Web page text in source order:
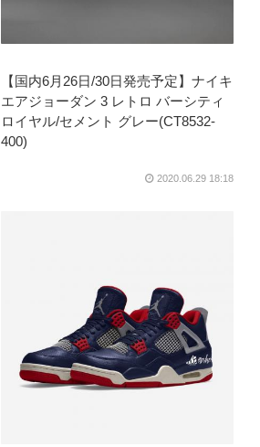
【国内6月26日/30日発売予定】ナイキ
エアジョーダン 3 レトロ バーシティ
ロイヤル/セメント グレー(CT8532-
400)
2020.06.29 18:18